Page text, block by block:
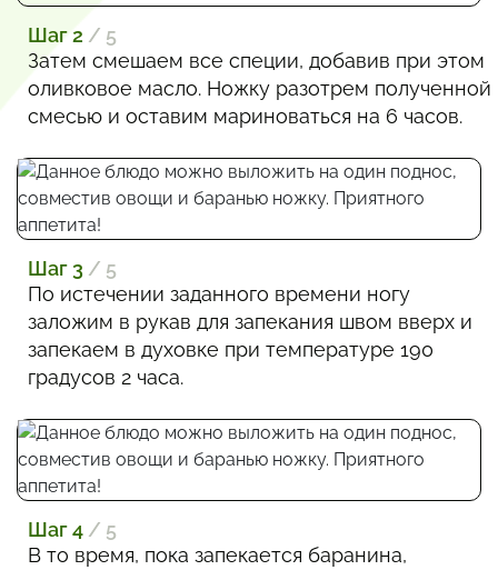
Шаг 2 / 5
Затем смешаем все специи, добавив при этом
оливковое масло. Ножку разотрем полученной
смесью и оставим мариноваться на 6 часов.
Шаг 3 / 5
По истечении заданного времени ногу
заложим в рукав для запекания швом вверх и
запекаем в духовке при температуре 190
градусов 2 часа.
Шаг 4 / 5
В то время, пока запекается баранина,